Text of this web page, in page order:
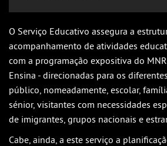
O Serviço Educativo assegura a
acompanhamento de atividades
com a programação expositiva do
Ensina - direcionadas para os
público, nomeadamente, escolar,
sénior, visitantes com necessidades
de imigrantes, grupos nacionais e
Cabe, ainda, a este serviço a